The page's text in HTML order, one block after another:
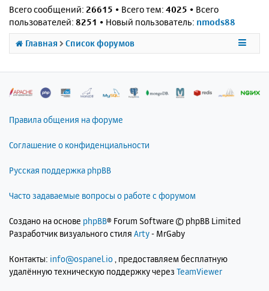
Всего сообщений: 26615 • Всего тем: 4025 • Всего
пользователей: 8251 • Новый пользователь: nmods88
Главная Список форумов
Правила общения на форуме
Соглашение о конфиденциальности
Русская поддержка phpBB
Часто задаваемые вопросы о работе с форумом
Создано на основе phpBB® Forum Software © phpBB Limited
Разработчик визуального стиля Arty- MrGaby
Контакты: info@ospanel.io , предоставляем бесплатную
удалённую техническую поддержку через TeamViewer